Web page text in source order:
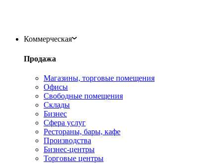
Коммерческая
Продажа
Магазины, торговые помещения
Офисы
Свободные помещения
Склады
Бизнес
Сфера услуг
Рестораны, бары, кафе
Производства
Бизнес-центры
Торговые центры